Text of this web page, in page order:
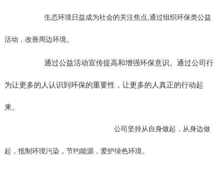
生态环境日益成为社会的关注焦点,通过组织环保类公益
活动，改善周边环境。
通过公益活动宣传提高和增强环保意识。通过公司行
为让更多的人认识到环保的重要性，让更多的人真正的行动起
来。
公司坚持从自身做起，从身边做
起，抵制环境污染，节约能源，爱护绿色环境。